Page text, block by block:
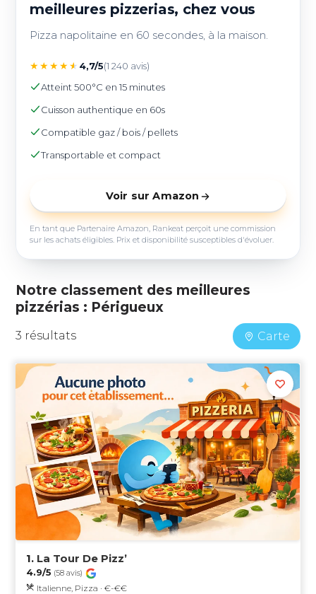
meilleures pizzerias, chez vous
Pizza napolitaine en 60 secondes, à la maison.
★★★★★ 4,7/5(1 240 avis)
Atteint 500°C en 15 minutes
Cuisson authentique en 60s
Compatible gaz / bois / pellets
Transportable et compact
Voir sur Amazon
En tant que Partenaire Amazon, Rankeat perçoit une commission
sur les achats éligibles. Prix et disponibilité susceptibles d'évoluer.
Notre classement des meilleures
pizzérias : Périgueux
3 résultats Carte
1. La Tour De Pizz’
4.9/5 (58 avis)
Italienne, Pizza · €-€€